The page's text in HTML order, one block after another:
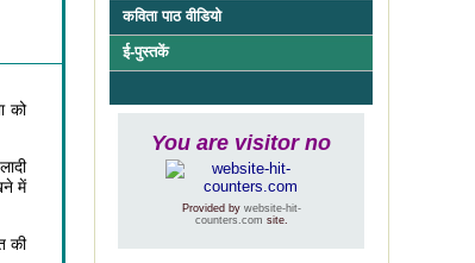
कविता पाठ वीडियो
ई-पुस्तकें
You are visitor no
Provided by website-hit-
counters.com site.
को
में
की